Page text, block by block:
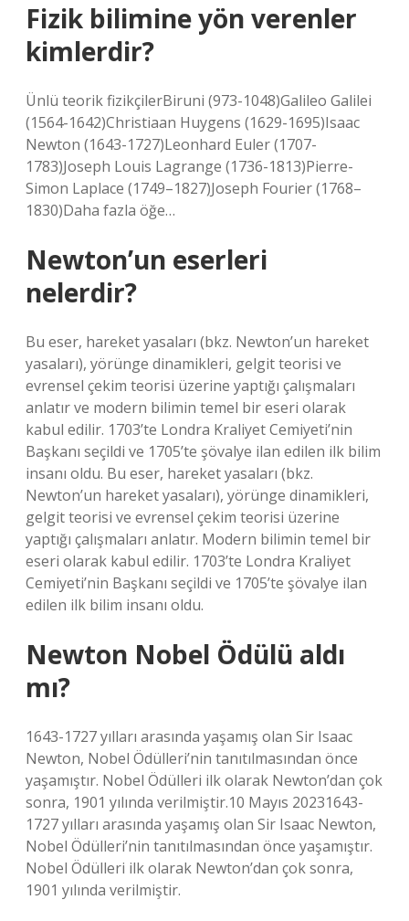
Fizik bilimine yön verenler
kimlerdir?
Ünlü teorik fizikçilerBiruni (973-1048)Galileo Galilei
(1564-1642)Christiaan Huygens (1629-1695)Isaac
Newton (1643-1727)Leonhard Euler (1707-
1783)Joseph Louis Lagrange (1736-1813)Pierre-
Simon Laplace (1749–1827)Joseph Fourier (1768–
1830)Daha fazla öğe…
Newton’un eserleri
nelerdir?
Bu eser, hareket yasaları (bkz. Newton’un hareket
yasaları), yörünge dinamikleri, gelgit teorisi ve
evrensel çekim teorisi üzerine yaptığı çalışmaları
anlatır ve modern bilimin temel bir eseri olarak
kabul edilir. 1703’te Londra Kraliyet Cemiyeti’nin
Başkanı seçildi ve 1705’te şövalye ilan edilen ilk bilim
insanı oldu. Bu eser, hareket yasaları (bkz.
Newton’un hareket yasaları), yörünge dinamikleri,
gelgit teorisi ve evrensel çekim teorisi üzerine
yaptığı çalışmaları anlatır. Modern bilimin temel bir
eseri olarak kabul edilir. 1703’te Londra Kraliyet
Cemiyeti’nin Başkanı seçildi ve 1705’te şövalye ilan
edilen ilk bilim insanı oldu.
Newton Nobel Ödülü aldı
mı?
1643-1727 yılları arasında yaşamış olan Sir Isaac
Newton, Nobel Ödülleri’nin tanıtılmasından önce
yaşamıştır. Nobel Ödülleri ilk olarak Newton’dan çok
sonra, 1901 yılında verilmiştir.10 Mayıs 20231643-
1727 yılları arasında yaşamış olan Sir Isaac Newton,
Nobel Ödülleri’nin tanıtılmasından önce yaşamıştır.
Nobel Ödülleri ilk olarak Newton’dan çok sonra,
1901 yılında verilmiştir.